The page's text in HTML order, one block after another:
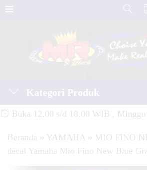
Kategori Produk
Buka 12.00 s/d 18.00 WIB ,
Beranda » YAMAHA » MIO FINO
decal Yamaha Mio Fino New Blue